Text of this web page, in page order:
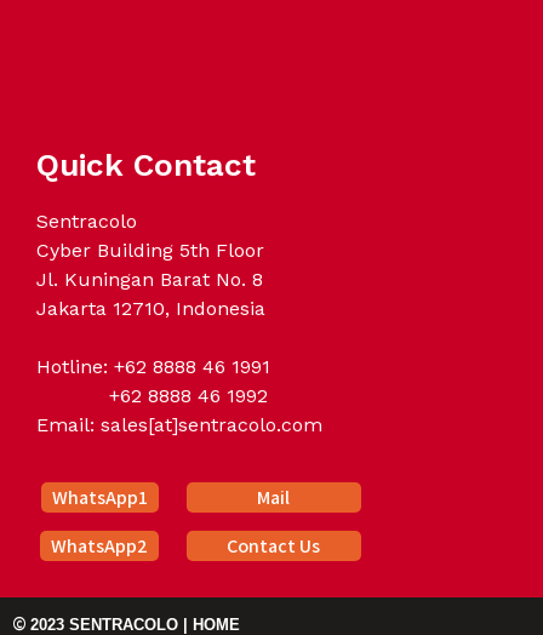
Quick Contact
Sentracolo
Cyber Building 5th Floor
Jl. Kuningan Barat No. 8
Jakarta 12710, Indonesia
Hotline: +62 8888 46 1991
+62 8888 46 1992
Email: sales[at]sentracolo.com
WhatsApp1
WhatsApp2
Mail
Contact Us
© 2023 SENTRACOLO | HOME